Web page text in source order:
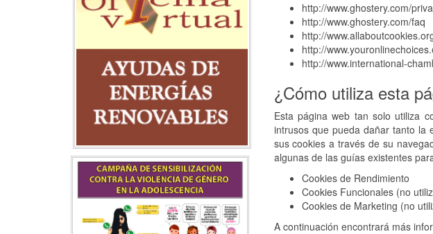
http://www.ghostery.com/
http://www.ghostery.com/faq
http://
http://
http://www.international-
¿Cómo utiliza esta
Esta página web tan solo utiliza
intrusos que pueda dañar tanto la
sus cookies a través de su
algunas de las guías existentes
Cookies de Rendimiento
Cookies Funcionales (no
Cookies de Marketing (no
A continuación encontrará más